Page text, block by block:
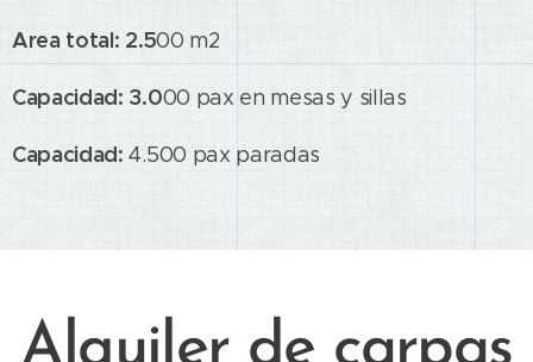
Area total: 2.500 m2
Capacidad: 3.000 pax en mesas y sillas
Capacidad:4.500 pax paradas